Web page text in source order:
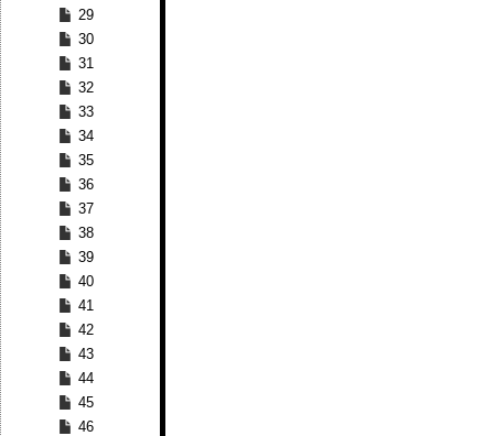
29
30
31
32
33
34
35
36
37
38
39
40
41
42
43
44
45
46